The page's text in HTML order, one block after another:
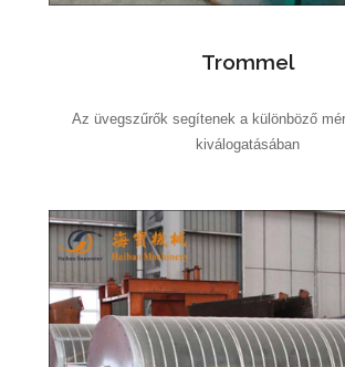
Trommel
Az üvegszűrők segítenek a különböző
kiválogatásában